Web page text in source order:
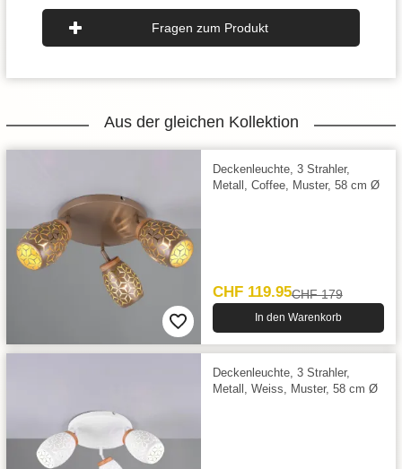
Fragen zum Produkt
Aus der gleichen Kollektion
Deckenleuchte, 3 Strahler,
Metall, Coffee, Muster, 58 cm Ø
CHF 119.95CHF 179
In den Warenkorb
Deckenleuchte, 3 Strahler,
Metall, Weiss, Muster, 58 cm Ø